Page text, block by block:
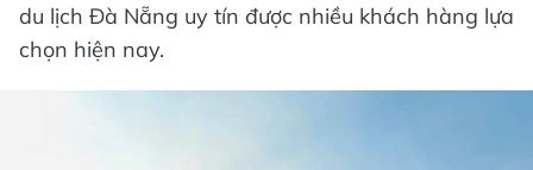
du lịch Đà Nẵng uy tín được nhiều khách hàng lựa
chọn hiện nay.